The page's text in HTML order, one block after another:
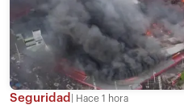
Seguridad Hace 1 hora